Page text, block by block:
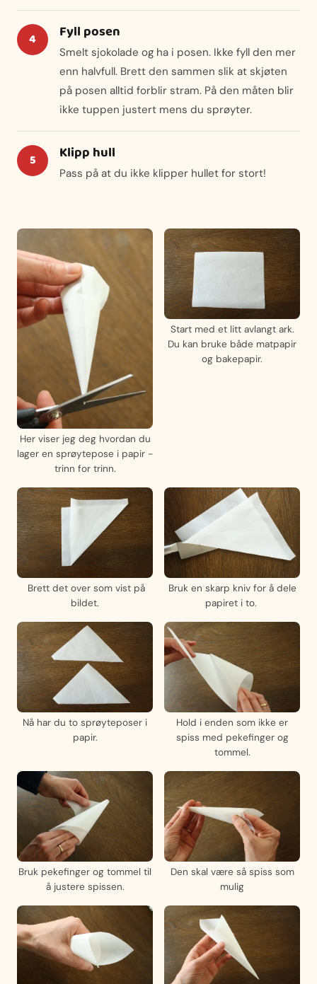
Fyll posen
Smelt sjokolade og ha i posen. Ikke fyll den mer
enn halvfull. Brett den sammen slik at skjøten
på posen alltid forblir stram. På den måten blir
ikke tuppen justert mens du sprøyter.
Klipp hull
Pass på at du ikke klipper hullet for stort!
Her viser jeg deg hvordan du
lager en sprøytepose i papir -
trinn for trinn.
Start med et litt avlangt ark.
Du kan bruke både matpapir
og bakepapir.
Brett det over som vist på
bildet.
Bruk en skarp kniv for å dele
papiret i to.
Nå har du to sprøyteposer i
papir.
Hold i enden som ikke er
spiss med pekefinger og
tommel.
Bruk pekefinger og tommel til
å justere spissen.
Den skal være så spiss som
mulig